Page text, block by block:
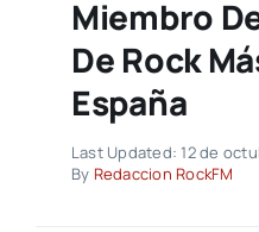
Miembro
De Rock
España
Last Updated: 12 de
By Redaccion RockFM